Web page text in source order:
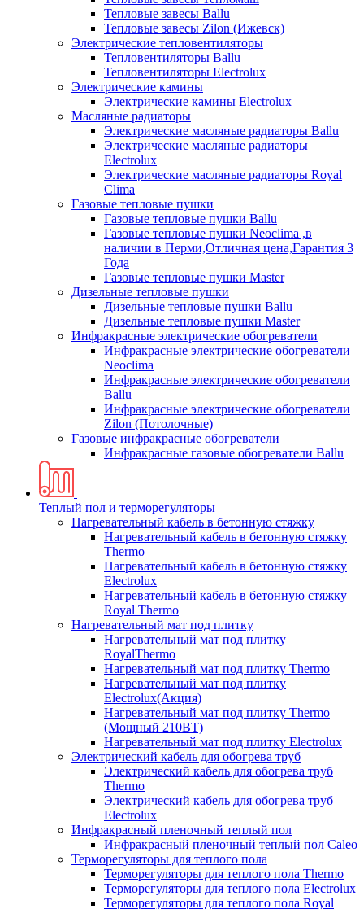
Тепловые завесы Ballu
Тепловые завесы Zilon (Ижевск)
Электрические тепловентиляторы
Тепловентиляторы Ballu
Тепловентиляторы Electrolux
Электрические камины
Электрические камины Electrolux
Масляные радиаторы
Электрические масляные радиаторы Ballu
Электрические масляные радиаторы
Electrolux
Электрические масляные радиаторы Royal
Clima
Газовые тепловые пушки
Газовые тепловые пушки Ballu
Газовые тепловые пушки Neoclima ,в
наличии в Перми,Отличная цена,Гарантия 3
Года
Газовые тепловые пушки Master
Дизельные тепловые пушки
Дизельные тепловые пушки Ballu
Дизельные тепловые пушки Master
Инфракрасные электрические обогреватели
Инфракрасные электрические обогреватели
Neoclima
Инфракрасные электрические обогреватели
Ballu
Инфракрасные электрические обогреватели
Zilon (Потолочные)
Газовые инфракрасные обогреватели
Инфракрасные газовые обогреватели Ballu
Теплый пол и терморегуляторы
Нагревательный кабель в бетонную стяжку
Нагревательный кабель в бетонную стяжку
Thermo
Нагревательный кабель в бетонную стяжку
Electrolux
Нагревательный кабель в бетонную стяжку
Royal Thermo
Нагревательный мат под плитку
Нагревательный мат под плитку
RoyalThermo
Нагревательный мат под плитку Thermo
Нагревательный мат под плитку
Electrolux(Акция)
Нагревательный мат под плитку Thermo
(Мощный 210ВТ)
Нагревательный мат под плитку Electrolux
Электрический кабель для обогрева труб
Электрический кабель для обогрева труб
Thermo
Электрический кабель для обогрева труб
Electrolux
Инфракрасный пленочный теплый пол
Инфракрасный пленочный теплый пол Caleo
Терморегуляторы для теплого пола
Терморегуляторы для теплого пола Thermo
Терморегуляторы для теплого пола Electrolux
Терморегуляторы для теплого пола Royal